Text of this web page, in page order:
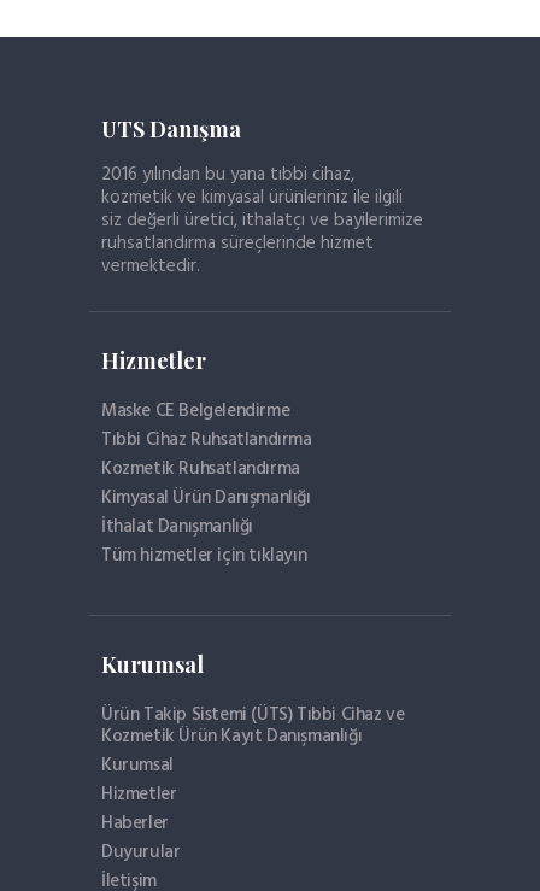
UTS Danışma
2016 yılından bu yana tıbbi cihaz,
kozmetik ve kimyasal ürünleriniz ile ilgili
siz değerli üretici, ithalatçı ve bayilerimize
ruhsatlandırma süreçlerinde hizmet
vermektedir.
Hizmetler
Maske CE Belgelendirme
Tıbbi Cihaz Ruhsatlandırma
Kozmetik Ruhsatlandırma
Kimyasal Ürün Danışmanlığı
İthalat Danışmanlığı
Tüm hizmetler için tıklayın
Kurumsal
Ürün Takip Sistemi (ÜTS) Tıbbi Cihaz ve
Kozmetik Ürün Kayıt Danışmanlığı
Kurumsal
Hizmetler
Haberler
Duyurular
İletişim